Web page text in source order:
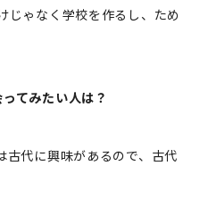
じゃなく学校を作るし、ため
てみたい人は？
古代に興味があるので、古代